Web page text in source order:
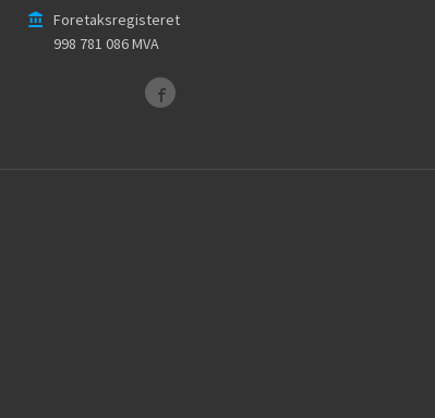
Foretaksregisteret
998 781 086 MVA